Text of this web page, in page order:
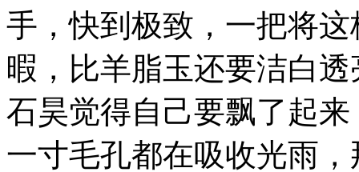
手，快到极致，一把将
暇，比羊脂玉还要洁白
石昊觉得自己要飘了起
一寸毛孔都在吸收光雨